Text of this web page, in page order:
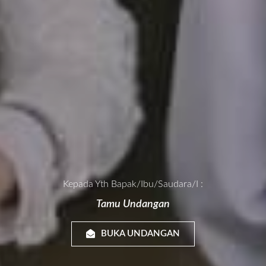
Kepada Yth Bapak/Ibu/Saudara/i :
Tamu Undangan
BUKA UNDANGAN